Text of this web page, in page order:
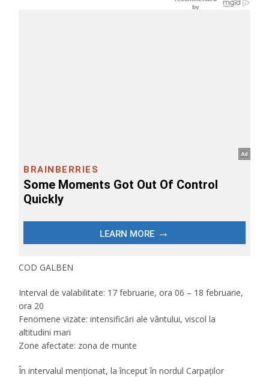
COD GALBEN
Interval de valabilitate: 17 februarie, ora 06 – 18 februarie,
ora 20
Fenomene vizate: intensificări ale vântului, viscol la
altitudini mari
Zone afectate: zona de munte
În intervalul menționat, la început în nordul Carpaților